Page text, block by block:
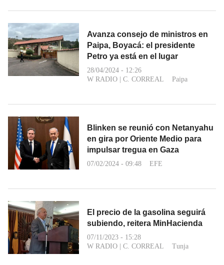
Avanza consejo de ministros en
Paipa, Boyacá: el presidente
Petro ya está en el lugar
28/04/2024 - 12:26
W RADIO | C. CORREAL Paipa
Blinken se reunió con Netanyahu
en gira por Oriente Medio para
impulsar tregua en Gaza
07/02/2024 - 09:48 EFE
El precio de la gasolina seguirá
subiendo, reitera MinHacienda
07/11/2023 - 15:28
W RADIO | C. CORREAL Tunja